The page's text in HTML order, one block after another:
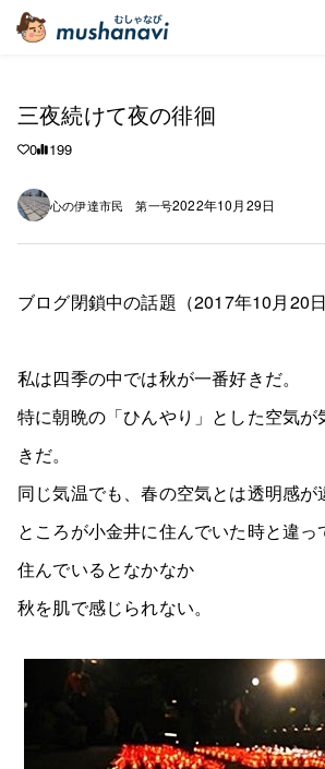
三夜続けて夜の徘徊
0 199
心の伊達市民 第一号2022年10月29日
ブログ閉鎖中の話題（2017年10月20日
私は四季の中では秋が一番好きだ。
特に朝晩の「ひんやり」とした空気
きだ。
同じ気温でも、春の空気とは透明感が
ところが小金井に住んでいた時と違
住んでいるとなかなか
秋を肌で感じられない。